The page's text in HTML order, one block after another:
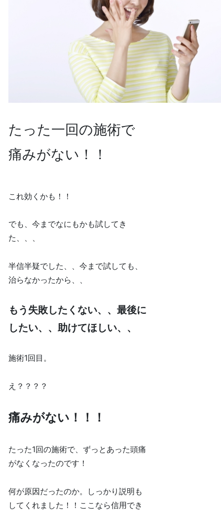
たった一回の施術で
痛みがない！！
これ効くかも！！
でも、今までなにもかも試してき
た、、、
半信半疑でした、、今まで試しても、
治らなかったから、、
もう失敗したくない、、最後に
したい、、助けてほしい、、
施術1回目。
え？？？？
痛みがない！！！
たった1回の施術で、ずっとあった頭痛
がなくなったのです！
何が原因だったのか。しっかり説明も
してくれました！！ここなら信用でき